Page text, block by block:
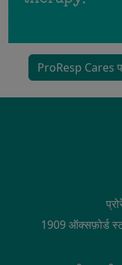
ProResp Cares
1909 ऑक्सफ़ोर्ड